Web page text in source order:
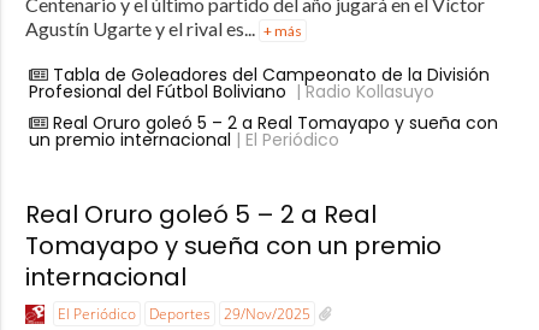
Agustín Ugarte y el rival es... + más
Tabla de Goleadores del Campeonato de la División
Profesional del Fútbol Boliviano | Radio Kollasuyo
Real Oruro goleó 5 – 2 a Real Tomayapo y sueña con
un premio internacional | El Periódico
Real Oruro goleó 5 – 2 a Real
Tomayapo y sueña con un premio
internacional
El Periódico Deportes 29/Nov/2025